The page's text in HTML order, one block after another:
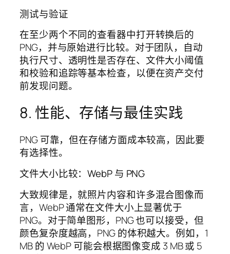
测试与验证
在至少两个不同的查看器中打开转换后的
PNG，并与原始进行比较。对于团队，自动
执行尺寸、透明性是否存在、文件大小阈值
和校验和追踪等基本检查，以便在资产交付
前发现问题。
8. 性能、存储与最佳实践
PNG 可靠，但在存储方面成本较高，因此要
有选择性。
文件大小比较：WebP 与 PNG
大致规律是，就照片内容和许多混合图像而
言，WebP 通常在文件大小上显著优于
PNG。对于简单图形，PNG 也可以接受，但
颜色复杂度越高，PNG 的体积越大。例如，1
MB 的 WebP 可能会根据图像变成 3 MB 或 5